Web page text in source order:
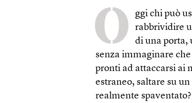
O
ggi chi può
rabbrividire
di una porta,
senza immaginare
pronti ad attaccarsi ai
estraneo, saltare su
realmente